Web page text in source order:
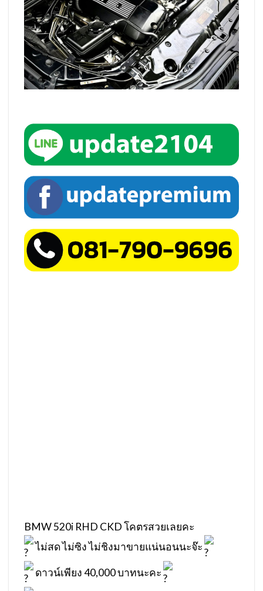
BMW 520i RHD CKD โคตรสวยเลยคะ
ไม่สด ไม่ซิง ไม่ชิงมาขายแน่นอนนะจ๊ะ
ดาวน์เพียง 40,000 บาทนะคะ